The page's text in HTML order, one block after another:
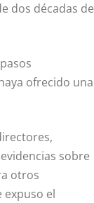
dos décadas de
ofrecido una
sobre
otros
expuso el